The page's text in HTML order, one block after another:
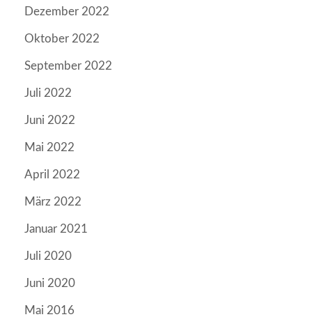
Dezember 2022
Oktober 2022
September 2022
Juli 2022
Juni 2022
Mai 2022
April 2022
März 2022
Januar 2021
Juli 2020
Juni 2020
Mai 2016